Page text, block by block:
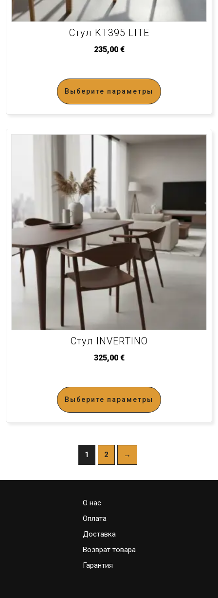
Стул KT395 LITE
235,00 €
Выберите параметры
Стул INVERTINO
325,00 €
Выберите параметры
1 2 →
О нас
Оплата
Доставка
Возврат товара
Гарантия